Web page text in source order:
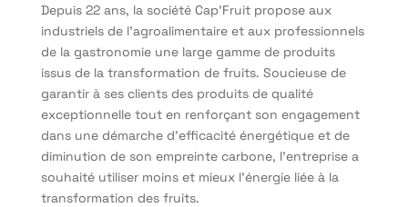
Depuis 22 ans, la société Cap’Fruit propose aux
industriels de l’agroalimentaire et aux professionnels
de la gastronomie une large gamme de produits
issus de la transformation de fruits. Soucieuse de
garantir à ses clients des produits de qualité
exceptionnelle tout en renforçant son engagement
dans une démarche d’efficacité énergétique et de
diminution de son empreinte carbone, l’entreprise a
souhaité utiliser moins et mieux l’énergie liée à la
transformation des fruits.